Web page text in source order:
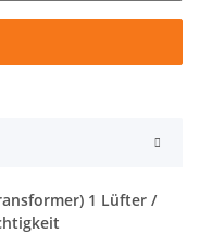
1 Lüfter /